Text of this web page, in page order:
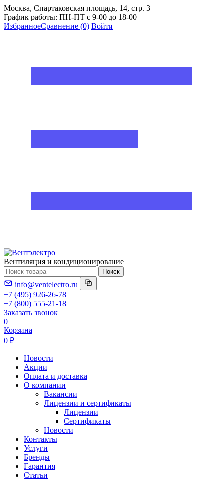
Москва, Спартаковская площадь, 14, стр. 3
График работы: ПН-ПТ с 9-00 до 18-00
ИзбранноеСравнение (0) Войти
Вентиляция и кондиционирование
Поиск
info@ventelectro.ru
+7 (495) 926-26-78
+7 (800) 555-21-18
Заказать звонок
0
Корзина
0 ₽
Новости
Акции
Оплата и доставка
О компании
Вакансии
Лицензии и сертификаты
Лицензии
Сертификаты
Новости
Контакты
Услуги
Бренды
Гарантия
Статьи